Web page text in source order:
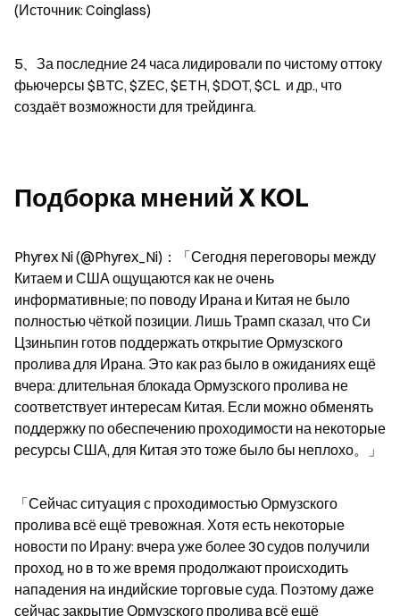
(Источник: Coinglass)
5、За последние 24 часа лидировали по чистому оттоку
фьючерсы $BTC, $ZEC, $ETH, $DOT, $CL  и др., что
создаёт возможности для трейдинга.
Подборка мнений X KOL
Phyrex Ni (@Phyrex_Ni)：「Сегодня переговоры между
Китаем и США ощущаются как не очень
информативные; по поводу Ирана и Китая не было
полностью чёткой позиции. Лишь Трамп сказал, что Си
Цзиньпин готов поддержать открытие Ормузского
пролива для Ирана. Это как раз было в ожиданиях ещё
вчера: длительная блокада Ормузского пролива не
соответствует интересам Китая. Если можно обменять
поддержку по обеспечению проходимости на некоторые
ресурсы США, для Китая это тоже было бы неплохо。」
「Сейчас ситуация с проходимостью Ормузского
пролива всё ещё тревожная. Хотя есть некоторые
новости по Ирану: вчера уже более 30 судов получили
проход, но в то же время продолжают происходить
нападения на индийские торговые суда. Поэтому даже
сейчас закрытие Ормузского пролива всё ещё